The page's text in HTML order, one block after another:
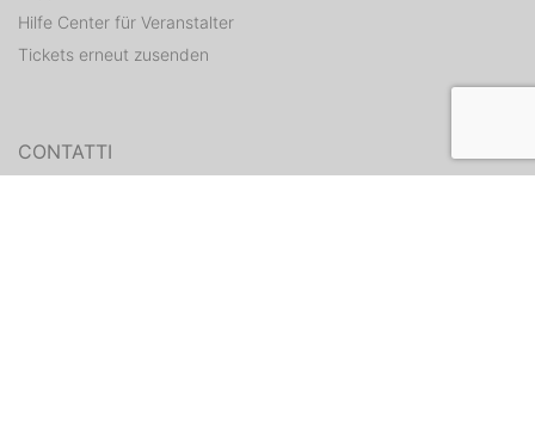
Hilfe Center für Veranstalter
Tickets erneut zusenden
CONTATTI